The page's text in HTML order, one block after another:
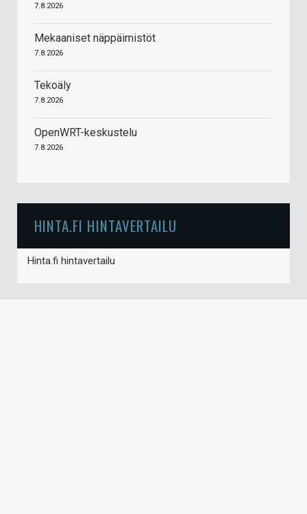
7.8.2026
Mekaaniset näppäimistöt
7.8.2026
Tekoäly
7.8.2026
OpenWRT-keskustelu
7.8.2026
HINTA.FI HINTAVERTAILU
Hinta.fi hintavertailu